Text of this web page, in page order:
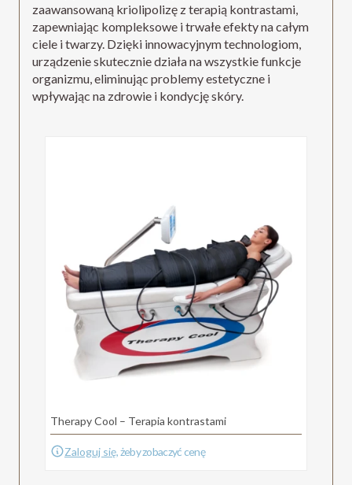
zaawansowaną kriolipolizę z terapią kontrastami,
zapewniając kompleksowe i trwałe efekty na całym
ciele i twarzy. Dzięki innowacyjnym technologiom,
urządzenie skutecznie działa na wszystkie funkcje
organizmu, eliminując problemy estetyczne i
wpływając na zdrowie i kondycję skóry.
Therapy Cool – Terapia kontrastami
Zaloguj się, żeby zobaczyć cenę